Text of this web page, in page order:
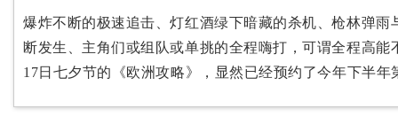
爆炸不断的极速追击、灯红酒绿下暗藏的杀机、枪林弹雨
断发生、主角们或组队或单挑的全程嗨打，可谓全程高能
17日七夕节的《欧洲攻略》，显然已经预约了今年下半年